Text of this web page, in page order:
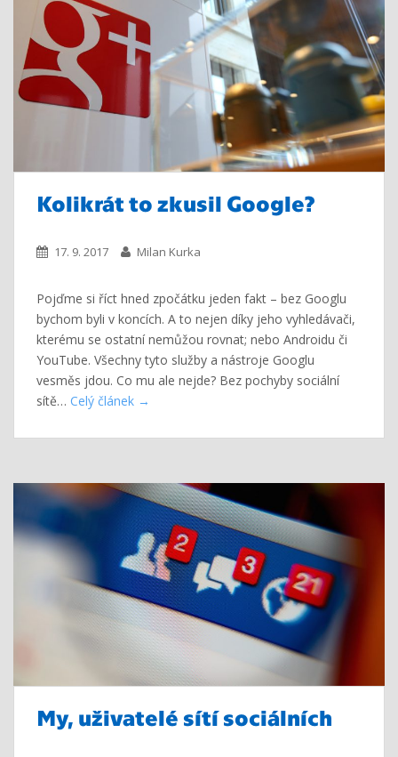
Kolikrát to zkusil Google?
17. 9. 2017 Milan Kurka
Pojďme si říct hned zpočátku jeden fakt – bez Googlu
bychom byli v koncích. A to nejen díky jeho vyhledávači,
kterému se ostatní nemůžou rovnat; nebo Androidu či
YouTube. Všechny tyto služby a nástroje Googlu
vesměs jdou. Co mu ale nejde? Bez pochyby sociální
sítě… Celý článek
My, uživatelé sítí sociálních